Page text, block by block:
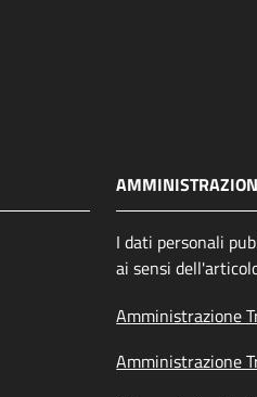
I dati personali
ai sensi
Amministrazione
Amministrazione